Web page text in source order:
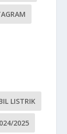
LISTRIK
2025